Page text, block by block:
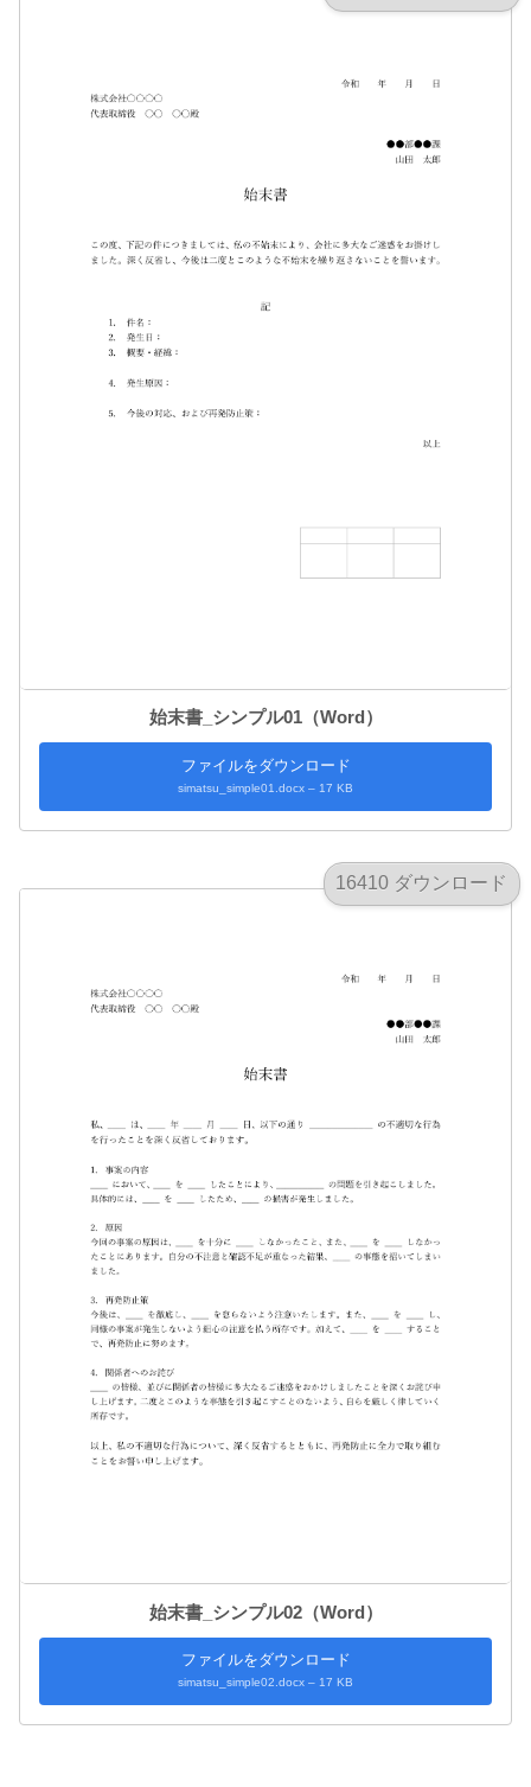
始末書_シンプル01（Word）
ファイルをダウンロード
simatsu_simple01.docx – 17 KB
16410 ダウンロード
始末書_シンプル02（Word）
ファイルをダウンロード
simatsu_simple02.docx – 17 KB